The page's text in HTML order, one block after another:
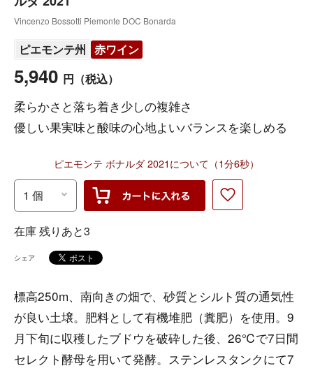
Vincenzo Bossotti Piemonte DOC Bonarda
ピエモンテ州 赤ワイン
5,940 円 （税込）
柔らかさと落ち着き少しの複雑さ
優しい果実味と酸味の心地よいバランスを楽しめる
ピエモンテ ボナルダ 2021について（1分6秒）
在庫 残りあと3
シェア
標高250m、南向きの畑で、砂質とシルト質の通気性
が良い土壌。肥料として有機堆肥（糞肥）を使用。9
月下旬に収穫したブドウを破砕した後、26℃で7日間
セレクト酵母を用いて発酵。ステンレスタンクにて7